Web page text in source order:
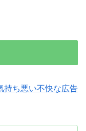
持ち悪い不快な広告